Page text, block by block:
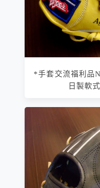
*手套交流福利品
日製軟